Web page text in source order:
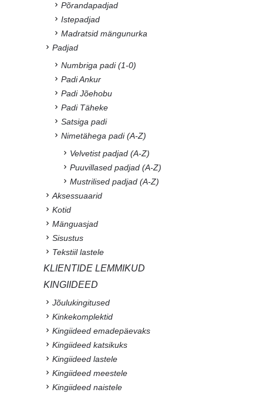
Põrandapadjad
Istepadjad
Madratsid mängunurka
Padjad
Numbriga padi (1-0)
Padi Ankur
Padi Jõehobu
Padi Täheke
Satsiga padi
Nimetähega padi (A-Z)
Velvetist padjad (A-Z)
Puuvillased padjad (A-Z)
Mustrilised padjad (A-Z)
Aksessuaarid
Kotid
Mänguasjad
Sisustus
Tekstiil lastele
KLIENTIDE LEMMIKUD
KINGIIDEED
Jõulukingitused
Kinkekomplektid
Kingiideed emadepäevaks
Kingiideed katsikuks
Kingiideed lastele
Kingiideed meestele
Kingiideed naistele